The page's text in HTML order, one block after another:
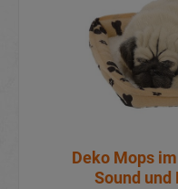
Deko Mops
Sound